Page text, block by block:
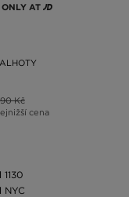
ONLY AT
Kč
cena
NYC